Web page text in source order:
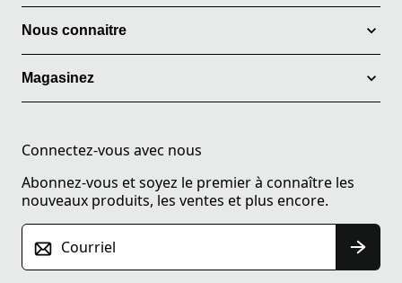
Nous connaitre
Magasinez
Connectez-vous avec nous
Abonnez-vous et soyez le premier à connaître les
nouveaux produits, les ventes et plus encore.
Courriel